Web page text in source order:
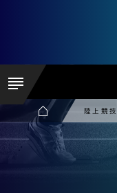
陸上競技